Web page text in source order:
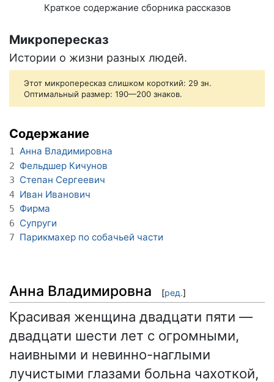
Краткое содержание сборника рассказов
Микропересказ
Истории о жизни разных людей.
Этот микропересказ слишком короткий: 29 зн.
Оптимальный размер: 190—200 знаков.
Содержание
1 Анна Владимировна
2 Фельдшер Кичунов
3 Степан Сергеевич
4 Иван Иванович
5 Фирма
6 Супруги
7 Парикмахер по собачьей части
Анна Владимировна [ред.]
Красивая женщина двадцати пяти —
двадцати шести лет с огромными,
наивными и невинно-наглыми
лучистыми глазами больна чахоткой,